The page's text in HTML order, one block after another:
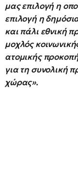
μας επιλογή η
επιλογή η
και πάλι εθνική
μοχλός
ατομικής
για τη συνολική
χώρας».